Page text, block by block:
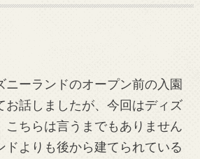
ニーランドのオープン前の入園
お話しましたが、今回はディズ
こちらは言うまでもありません
ドよりも後から建てられている